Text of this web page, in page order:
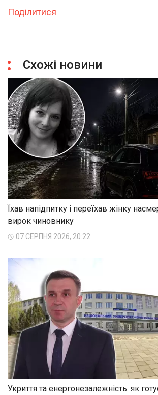
Поділитися
Схожі новини
Їхав напідпитку і переїхав жінку
вирок чиновнику
07 СЕРПНЯ 2026, 20:22
Укриття та енергонезалежність: як